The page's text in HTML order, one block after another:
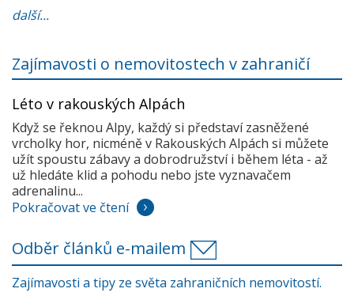
další...
Zajímavosti o nemovitostech v zahraničí
Léto v rakouských Alpách
Když se řeknou Alpy, každý si představí zasněžené
vrcholky hor, nicméně v Rakouských Alpách si můžete
užít spoustu zábavy a dobrodružství i během léta - až
už hledáte klid a pohodu nebo jste vyznavačem
adrenalinu...
Pokračovat ve čtení
Odběr článků e-mailem
Zajímavosti a tipy ze světa zahraničních nemovitostí.